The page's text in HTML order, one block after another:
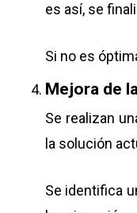
es así, se
Si no es
Mejora de
Se realizan
la solución
Se identifica